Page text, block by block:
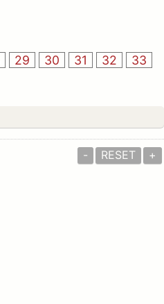
29 30 31 32
33
- RESET +